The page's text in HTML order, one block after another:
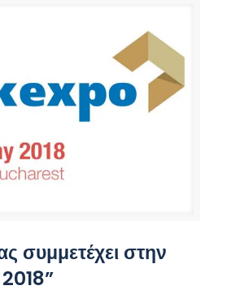
συμμετέχει στην